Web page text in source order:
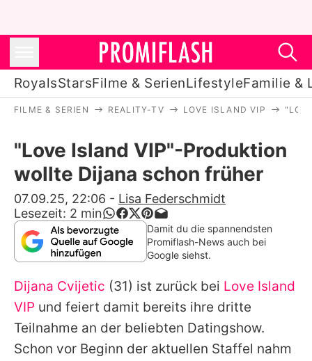
RoyalsStarsFilme & SerienLifestyleFamilie &
Stars
Filme & Serien
Lifestyle
Familie & Liebe
Alle Themen auf Promiflash
Jobs
FILME & SERIEN REALITY-TV LOVE ISLAND VIP
"Love Island VIP"-Produktion
wollte Dijana schon früher
07.09.25, 22:06 - Lisa Federschmidt
Lesezeit: 2 min
Damit du die spannendsten
Promiflash-News auch bei
Google siehst.
Dijana Cvijetic (31) ist zurück bei Love Island
VIP und feiert damit bereits ihre dritte
Teilnahme an der beliebten Datingshow.
Schon vor Beginn der aktuellen Staffel nahm